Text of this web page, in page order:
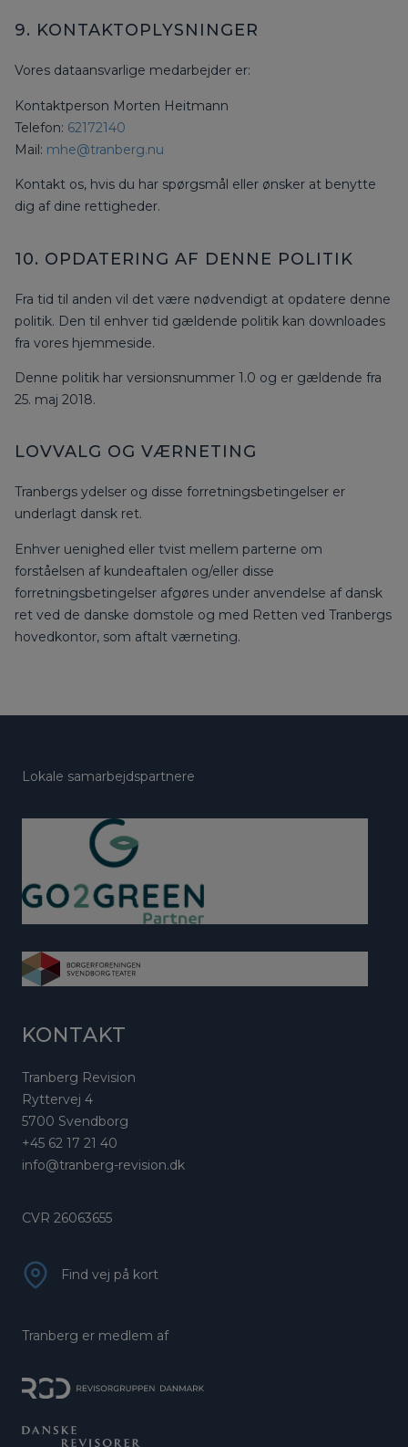
9. KONTAKTOPLYSNINGER
Vores dataansvarlige medarbejder er:
Kontaktperson Morten Heitmann
Telefon: 62172140
Mail: mhe@tranberg.nu
Kontakt os, hvis du har spørgsmål eller ønsker at benytte
dig af dine rettigheder.
10. OPDATERING AF DENNE POLITIK
Fra tid til anden vil det være nødvendigt at opdatere denne
politik. Den til enhver tid gældende politik kan downloades
fra vores hjemmeside.
Denne politik har versionsnummer 1.0 og er gældende fra
25. maj 2018.
LOVVALG OG VÆRNETING
Tranbergs ydelser og disse forretningsbetingelser er
underlagt dansk ret.
Enhver uenighed eller tvist mellem parterne om
forståelsen af kundeaftalen og/eller disse
forretningsbetingelser afgøres under anvendelse af dansk
ret ved de danske domstole og med Retten ved Tranbergs
hovedkontor, som aftalt værneting.
Tranberg er medlem af
KONTAKT
Tranberg Revision
Ryttervej 4
5700 Svendborg
+45 62 17 21 40
info@tranberg-revision.dk
CVR 26063655
Find vej på kort
Lokale samarbejdspartnere